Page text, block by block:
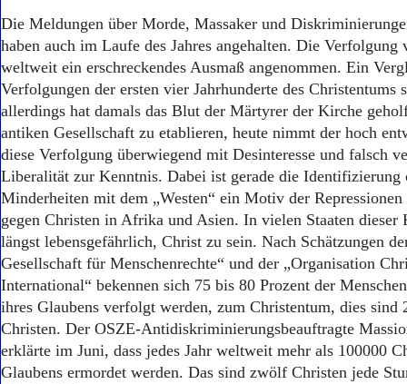
Kontakt
Impressum
Datenschutz
Die Meldungen über Morde, Massaker und
haben auch im Laufe des Jahres angehalten. Die Verfolgung
weltweit ein erschreckendes Ausmaß angenommen. Ein
Verfolgungen der ersten vier Jahrhunderte des Christentums
allerdings hat damals das Blut der Märtyrer der Kirche
antiken Gesellschaft zu etablieren, heute nimmt der hoch
diese Verfolgung überwiegend mit Desinteresse und falsch
Liberalität zur Kenntnis. Dabei ist gerade die Identifizierung
Minderheiten mit dem „Westen“ ein Motiv der
gegen Christen in Afrika und Asien. In vielen Staaten dieser
längst lebensgefährlich, Christ zu sein. Nach Schätzungen
Gesellschaft für Menschenrechte“ und der „Organisation
International“ bekennen sich 75 bis 80 Prozent der
ihres Glaubens verfolgt werden, zum Christentum, dies
Christen. Der OSZE-Antidiskriminierungsbeauftragte
erklärte im Juni, dass jedes Jahr weltweit mehr als 100000
Glaubens ermordet werden. Das sind zwölf Christen jede